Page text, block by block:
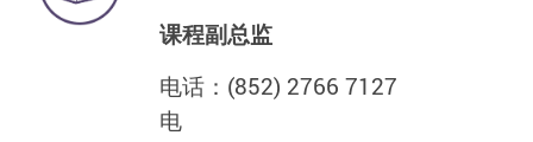
课程副总监
电话： (852) 2766 7127
电